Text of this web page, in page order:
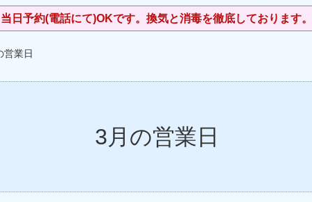
当日予約(電話にて)OKです。換気と消毒を徹底しております。
営業日
3月の営業日